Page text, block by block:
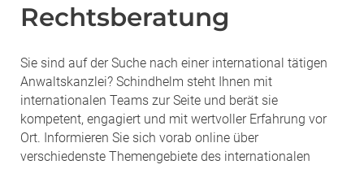
Rechtsberatung
Sie sind auf der Suche nach einer international tätigen
Anwaltskanzlei? Schindhelm steht Ihnen mit
internationalen Teams zur Seite und berät sie
kompetent, engagiert und mit wertvoller Erfahrung vor
Ort. Informieren Sie sich vorab online über
verschiedenste Themengebiete des internationalen